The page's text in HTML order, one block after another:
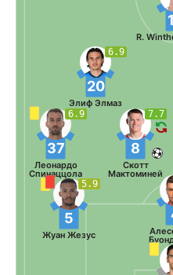
5.9
5
Жуан Жезус
6.9
37
Леонардо
Спинаццола
7.7
8
Скотт
Мактоминей
6.9
20
Элиф Элмаз
R.